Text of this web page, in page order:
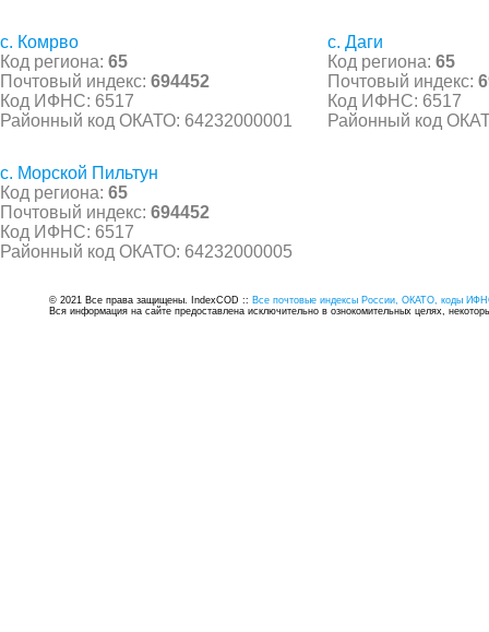
с. Комрво
Код региона: 65
Почтовый индекс: 694452
Код ИФНС: 6517
Районный код ОКАТО: 64232000001
с. Даги
Код региона: 65
Почтовый индекс:
Код ИФНС: 6517
Районный код
с. Морской Пильтун
Код региона: 65
Почтовый индекс: 694452
Код ИФНС: 6517
Районный код ОКАТО: 64232000005
© 2021 Все права защищены. IndexCOD :: Все почтовые индексы России, ОКАТО, коды
Вся информация на сайте предоставлена исключительно в ознокомительных целях,